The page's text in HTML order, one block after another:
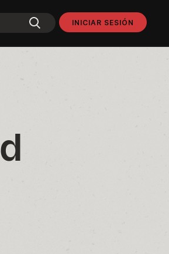
INICIAR SESIÓN